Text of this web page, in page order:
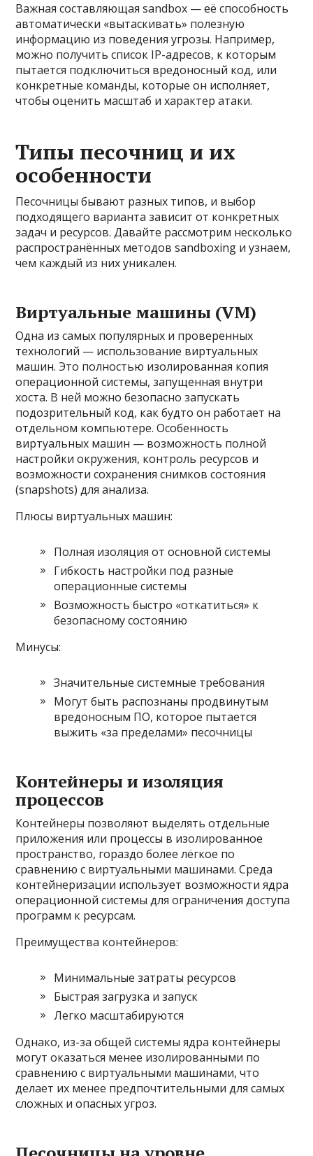
Важная составляющая sandbox — её способность
автоматически «вытаскивать» полезную
информацию из поведения угрозы. Например,
можно получить список IP-адресов, к которым
пытается подключиться вредоносный код, или
конкретные команды, которые он исполняет,
чтобы оценить масштаб и характер атаки.
Типы песочниц и их
особенности
Песочницы бывают разных типов, и выбор
подходящего варианта зависит от конкретных
задач и ресурсов. Давайте рассмотрим несколько
распространённых методов sandboxing и узнаем,
чем каждый из них уникален.
Виртуальные машины (VM)
Одна из самых популярных и проверенных
технологий — использование виртуальных
машин. Это полностью изолированная копия
операционной системы, запущенная внутри
хоста. В ней можно безопасно запускать
подозрительный код, как будто он работает на
отдельном компьютере. Особенность
виртуальных машин — возможность полной
настройки окружения, контроль ресурсов и
возможности сохранения снимков состояния
(snapshots) для анализа.
Плюсы виртуальных машин:
Полная изоляция от основной системы
Гибкость настройки под разные
операционные системы
Возможность быстро «откатиться» к
безопасному состоянию
Минусы:
Значительные системные требования
Могут быть распознаны продвинутым
вредоносным ПО, которое пытается
выжить «за пределами» песочницы
Контейнеры и изоляция
процессов
Контейнеры позволяют выделять отдельные
приложения или процессы в изолированное
пространство, гораздо более лёгкое по
сравнению с виртуальными машинами. Среда
контейнеризации использует возможности ядра
операционной системы для ограничения доступа
программ к ресурсам.
Преимущества контейнеров:
Минимальные затраты ресурсов
Быстрая загрузка и запуск
Легко масштабируются
Однако, из-за общей системы ядра контейнеры
могут оказаться менее изолированными по
сравнению с виртуальными машинами, что
делает их менее предпочтительными для самых
сложных и опасных угроз.